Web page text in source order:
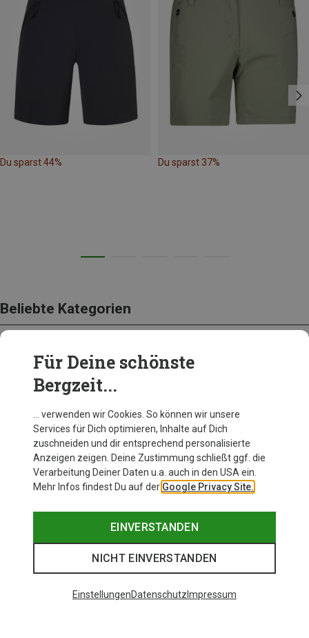
Du sparst 44% Du sparst 37%
Beliebte Kategorien
AUSRÜSTUNG
Für Deine schönste
Bergzeit...
… verwenden wir Cookies. So können wir unsere
Services für Dich optimieren, Inhalte auf Dich
zuschneiden und dir entsprechend personalisierte
Anzeigen zeigen. Deine Zustimmung schließt ggf. die
Verarbeitung Deiner Daten u.a. auch in den USA ein.
Mehr Infos findest Du auf der Google Privacy Site.
EINVERSTANDEN
NICHT EINVERSTANDEN
EinstellungenDatenschutz Impressum